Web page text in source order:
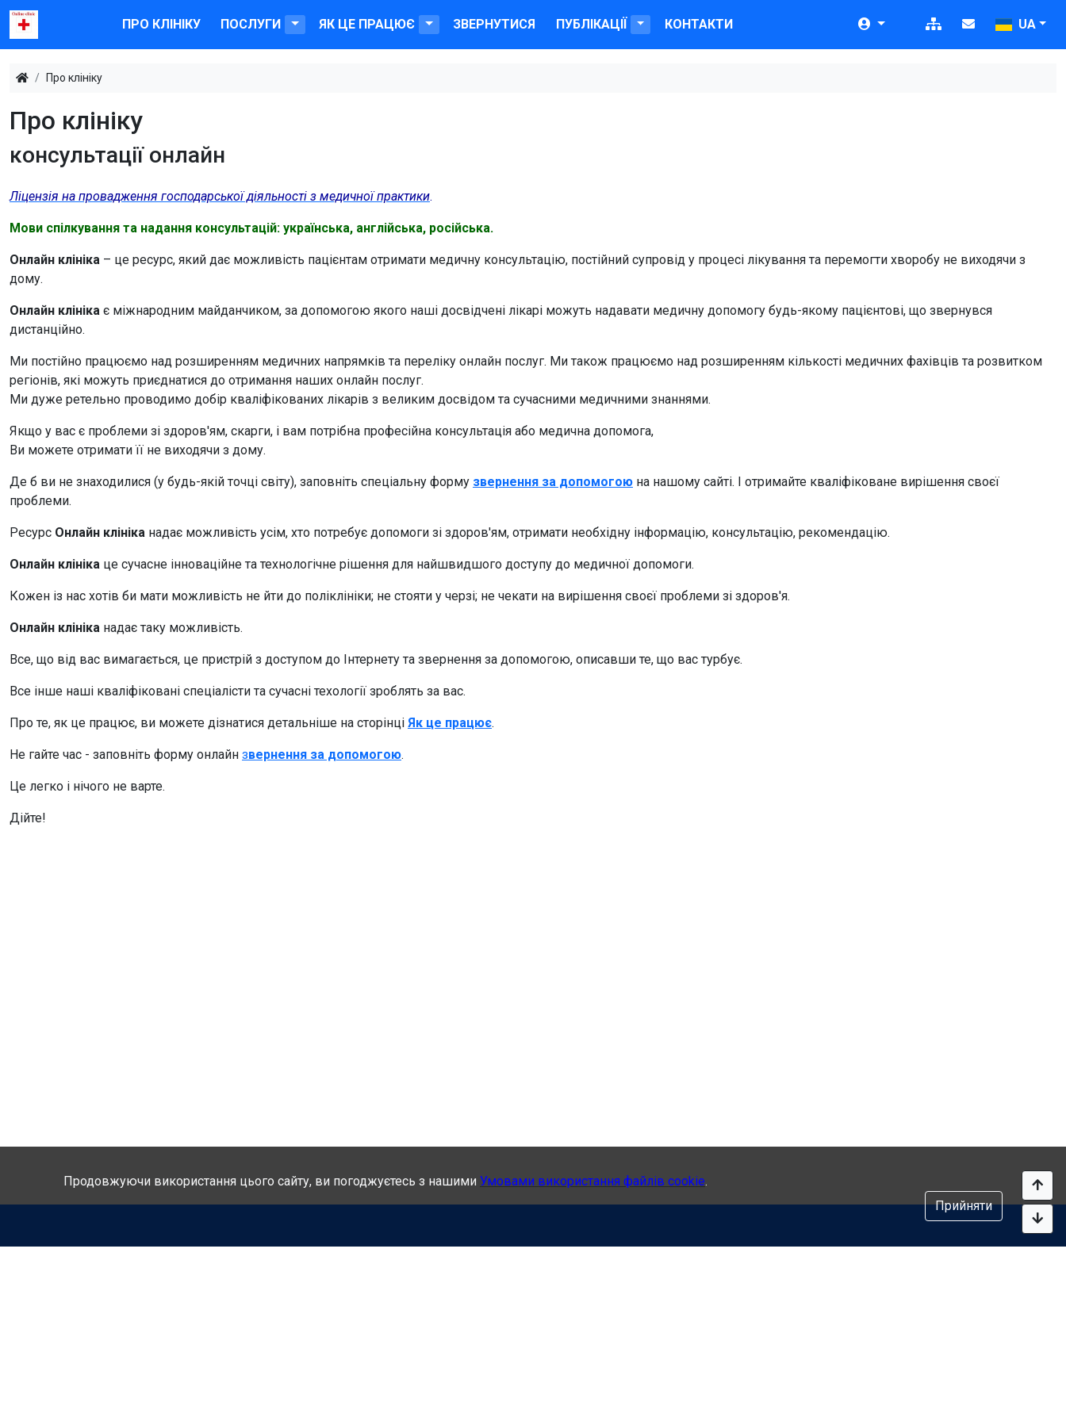
ПРО КЛІНІКУ ПОСЛУГИ ЯК ЦЕ ПРАЦЮЄ ЗВЕРНУТИСЯ ПУБЛІКАЦІЇ КОНТАКТИ UA
Про клініку
Про клініку
консультації онлайн
Ліцензія на провадження господарської діяльності з медичної практики.
Мови спілкування та надання консультацій: українська, англійська, російська.
Онлайн клініка – це ресурс, який дає можливість пацієнтам отримати медичну консультацію, постійний супровід у процесі лікування та перемогти хворобу не виходячи з
дому.
Онлайн клініка є міжнародним майданчиком, за допомогою якого наші досвідчені лікарі можуть надавати медичну допомогу будь-якому пацієнтові, що звернувся
дистанційно.
Ми постійно працюємо над розширенням медичних напрямків та переліку онлайн послуг. Ми також працюємо над розширенням кількості медичних фахівців та розвитком
регіонів, які можуть приєднатися до отримання наших онлайн послуг.
Ми дуже ретельно проводимо добір кваліфікованих лікарів з великим досвідом та сучасними медичними знаннями.
Якщо у вас є проблеми зі здоров'ям, скарги, і вам потрібна професійна консультація або медична допомога,
Ви можете отримати її не виходячи з дому.
Де б ви не знаходилися (у будь-якій точці світу), заповніть спеціальну форму звернення за допомогою на нашому сайті. І отримайте кваліфіковане вирішення своєї
проблеми.
Ресурс Онлайн клініка надає можливість усім, хто потребує допомоги зі здоров'ям, отримати необхідну інформацію, консультацію, рекомендацію.
Онлайн клініка це сучасне інноваційне та технологічне рішення для найшвидшого доступу до медичної допомоги.
Кожен із нас хотів би мати можливість не йти до поліклініки; не стояти у черзі; не чекати на вирішення своєї проблеми зі здоров'я.
Онлайн клініка надає таку можливість.
Все, що від вас вимагається, це пристрій з доступом до Інтернету та звернення за допомогою, описавши те, що вас турбує.
Все інше наші кваліфіковані спеціалісти та сучасні техології зроблять за вас.
Про те, як це працює, ви можете дізнатися детальніше на сторінці Як це працює.
Не гайте час - заповніть форму онлайн звернення за допомогою.
Це легко і нічого не варте.
Дійте!
Продовжуючи використання цього сайту, ви погоджуєтесь з нашими Умовами використання файлів cookie.
Прийняти